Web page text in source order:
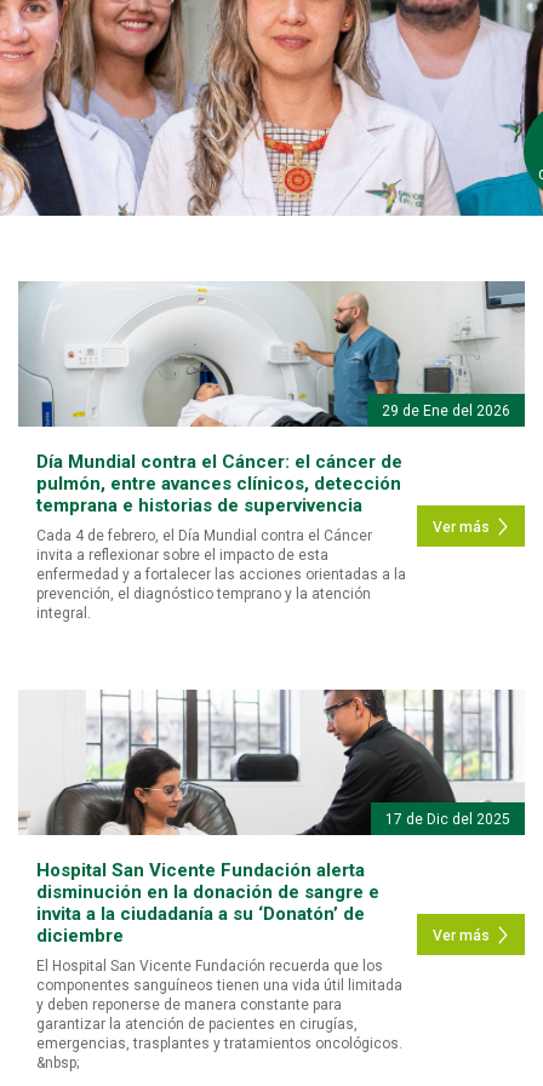
29 de Ene del 2026
Día Mundial contra el Cáncer: el cáncer de
pulmón, entre avances clínicos, detección
temprana e historias de supervivencia
Cada 4 de febrero, el Día Mundial contra el Cáncer
invita a reflexionar sobre el impacto de esta
enfermedad y a fortalecer las acciones orientadas a la
prevención, el diagnóstico temprano y la atención
integral.
Ver más
17 de Dic del 2025
Hospital San Vicente Fundación alerta
disminución en la donación de sangre e
invita a la ciudadanía a su ‘Donatón’ de
diciembre
El Hospital San Vicente Fundación recuerda que los
componentes sanguíneos tienen una vida útil limitada
y deben reponerse de manera constante para
garantizar la atención de pacientes en cirugías,
emergencias, trasplantes y tratamientos oncológicos.
&nbsp;
Ver más